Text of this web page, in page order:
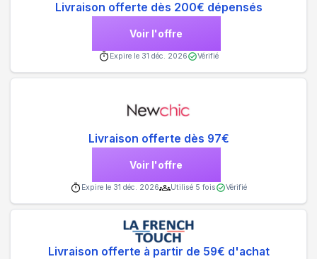
Livraison offerte dès 200€ dépensés
Voir l'offre
Expire le 31 déc. 2026 Vérifié
Livraison offerte dès 97€
Voir l'offre
Expire le 31 déc. 2026 Utilisé 5 fois Vérifié
Livraison offerte à partir de 59€ d'achat